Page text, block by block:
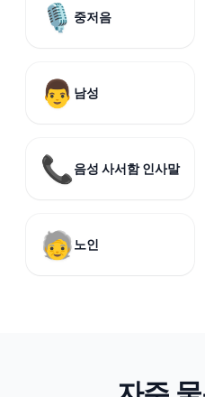
🎙️ 중저음
👨 남성
📞 음성 사서함 인사말
🧓 노인